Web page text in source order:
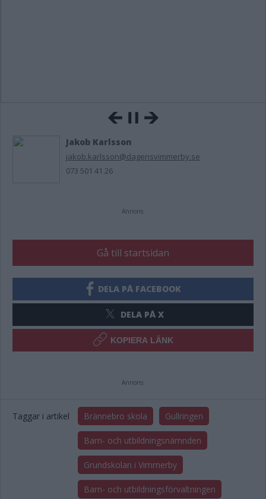
Jakob Karlsson
jakob.karlsson@dagensvimmerby.se
073 501 41 26
Annons:
Gå till startsidan
DELA PÅ FACEBOOK
DELA PÅ X
KOPIERA LÄNK
Annons:
Taggar i artikel Brännebro skola Gullringen
Barn- och utbildningsnämnden
Grundskolan i Vimmerby
Barn- och utbildningsförvaltningen